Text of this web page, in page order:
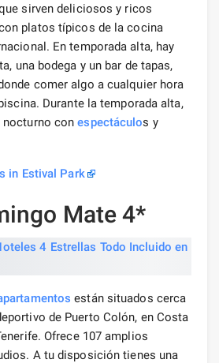
sirven deliciosos y ricos
platos típicos de la cocina
En temporada alta, hay
una bodega y un bar de tapas,
comer algo a cualquier hora
Durante la temporada alta,
nocturno conespectáculos y
in Estival Park
Mate 4*
están situados cerca
de Puerto Colón, en Costa
Ofrece 107 amplios
A tu disposición tienes una